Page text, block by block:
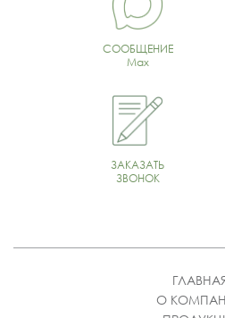
СООБЩЕНИЕ
Max
ЗАКАЗАТЬ
ЗВОНОК
О